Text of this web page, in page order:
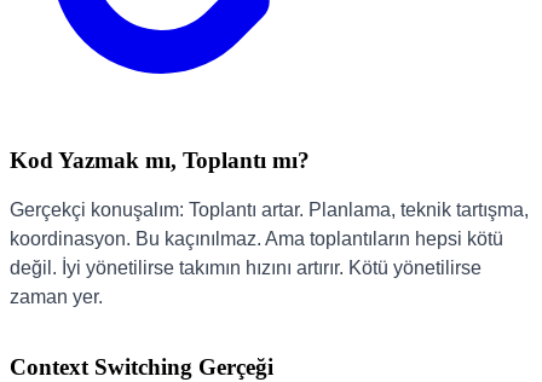
Kod Yazmak mı, Toplantı mı?
Gerçekçi konuşalım: Toplantı artar. Planlama, teknik tartışma,
koordinasyon. Bu kaçınılmaz. Ama toplantıların hepsi kötü
değil. İyi yönetilirse takımın hızını artırır. Kötü yönetilirse
zaman yer.
Context Switching Gerçeği